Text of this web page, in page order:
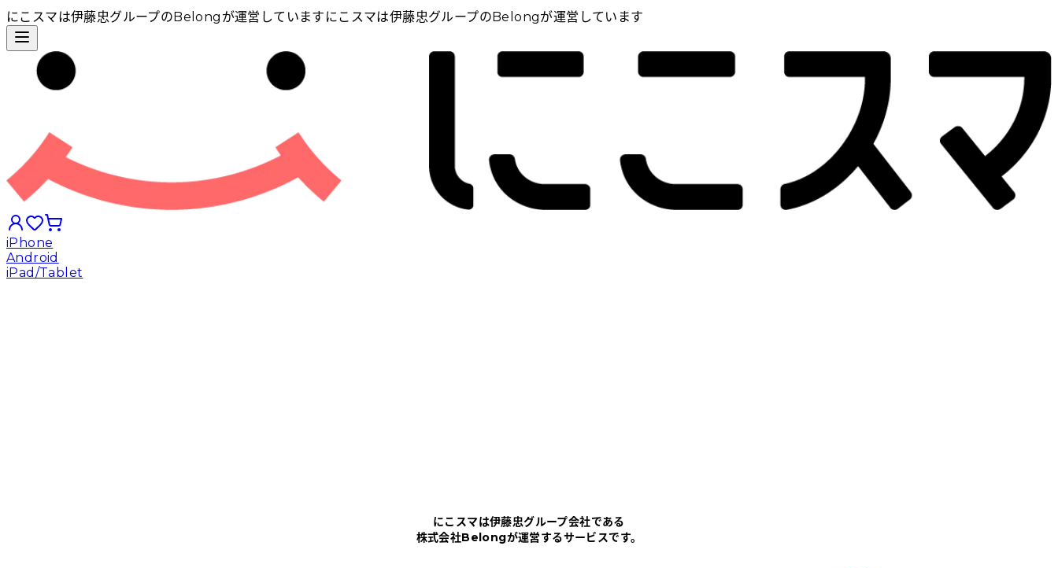
にこスマは伊藤忠グループのBelongが運営しています にこスマは伊藤忠グループのBelongが運営しています
iPhone
Android
iPad/Tablet
にこスマは伊藤忠グループ会社である
株式会社Belongが運営するサービスです。